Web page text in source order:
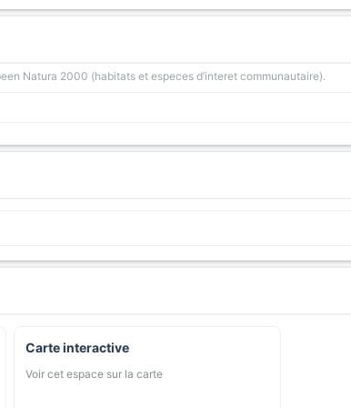
Natura 2000 (habitats et especes d’interet communautaire).
Carte interactive
Voir cet espace sur la carte